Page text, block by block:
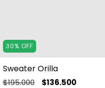
30% OFF
Sweater Orilla
$195.000 $136.500